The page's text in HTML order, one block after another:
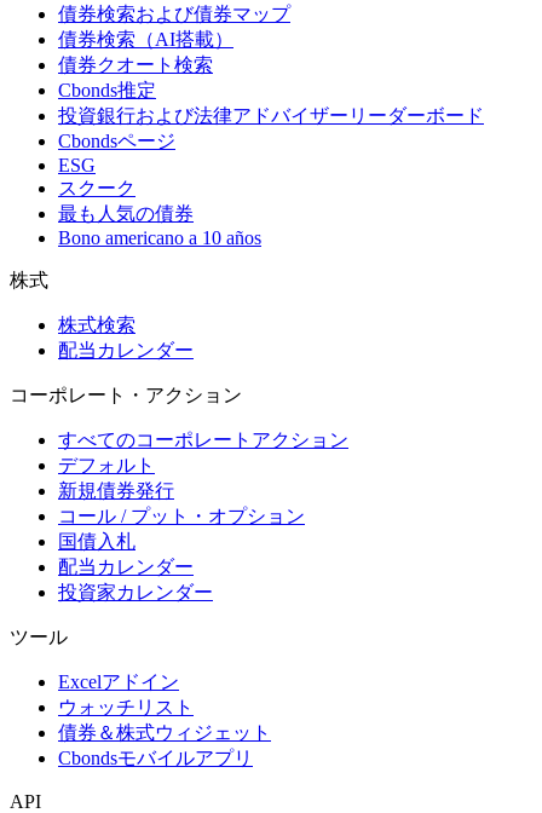
債券検索および債券マップ
債券検索（AI搭載）
債券クオート検索
Cbonds推定
投資銀行および法律アドバイザーリーダーボード
Cbondsページ
ESG
スクーク
最も人気の債券
Bono americano a 10 años
株式
株式検索
配当カレンダー
コーポレート・アクション
すべてのコーポレートアクション
デフォルト
新規債券発行
コール / プット・オプション
国債入札
配当カレンダー
投資家カレンダー
ツール
Excelアドイン
ウォッチリスト
債券＆株式ウィジェット
Cbondsモバイルアプリ
API